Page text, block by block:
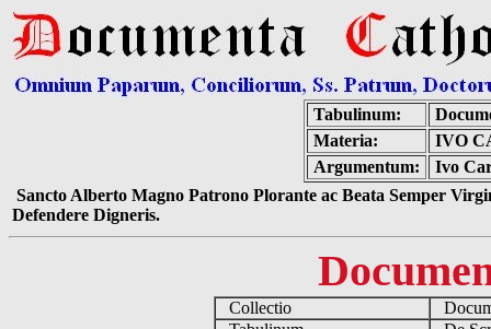
Tabulinum:
Materia:
IVO
Argumentum:
Ivo
Sancto Alberto Magno Patrono Plorante ac Beata Semper
Defendere Digneris.
Collectio